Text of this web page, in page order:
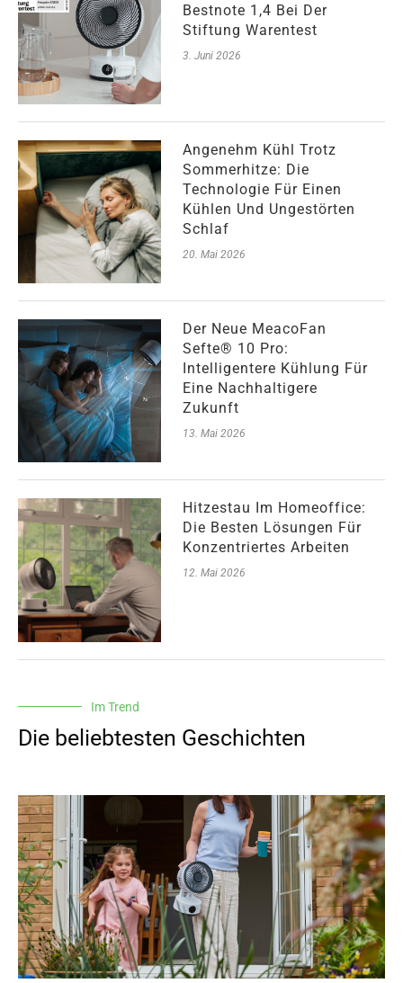
Bestnote 1,4 Bei Der
Stiftung Warentest
3. Juni 2026
Angenehm Kühl Trotz
Sommerhitze: Die
Technologie Für Einen
Kühlen Und Ungestörten
Schlaf
20. Mai 2026
Der Neue MeacoFan
Sefte® 10 Pro:
Intelligentere Kühlung Für
Eine Nachhaltigere
Zukunft
13. Mai 2026
Hitzestau Im Homeoffice:
Die Besten Lösungen Für
Konzentriertes Arbeiten
12. Mai 2026
Im Trend
Die beliebtesten Geschichten